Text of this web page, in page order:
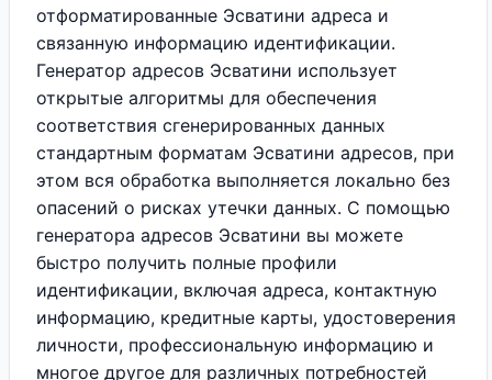
отформатированные Эсватини адреса и
связанную информацию идентификации.
Генератор адресов Эсватини использует
открытые алгоритмы для обеспечения
соответствия сгенерированных данных
стандартным форматам Эсватини адресов, при
этом вся обработка выполняется локально без
опасений о рисках утечки данных. С помощью
генератора адресов Эсватини вы можете
быстро получить полные профили
идентификации, включая адреса, контактную
информацию, кредитные карты, удостоверения
личности, профессиональную информацию и
многое другое для различных потребностей